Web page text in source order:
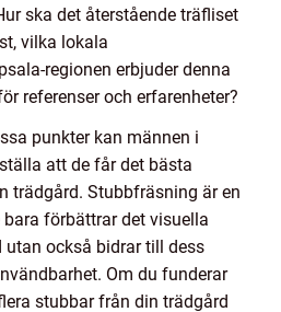
ska det återstående träfliset
vilka lokala
regionen erbjuder denna
referenser och erfarenheter?
punkter kan männen i
att de får det bästa
trädgård. Stubbfräsning är en
förbättrar det visuella
utan också bidrar till dess
Om du funderar
stubbar från din trädgård